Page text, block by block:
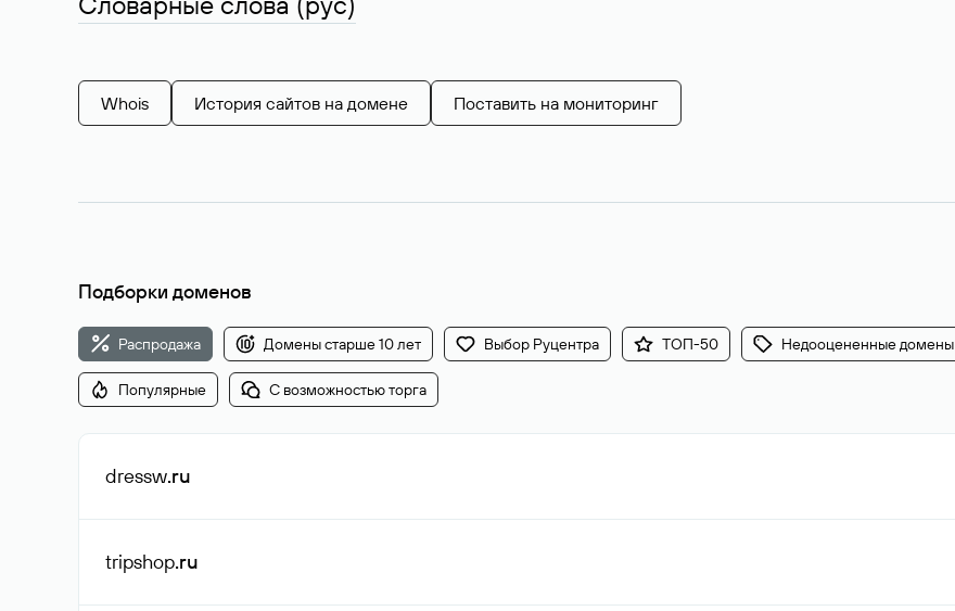
Whois История сайтов на домене Поставить на мониторинг
Подборки доменов
Распродажа Домены старше 10 лет Выбор Руцентра ТОП-50 Недооцененные домены
Популярные С возможностью торга
dressw.ru
tripshop.ru